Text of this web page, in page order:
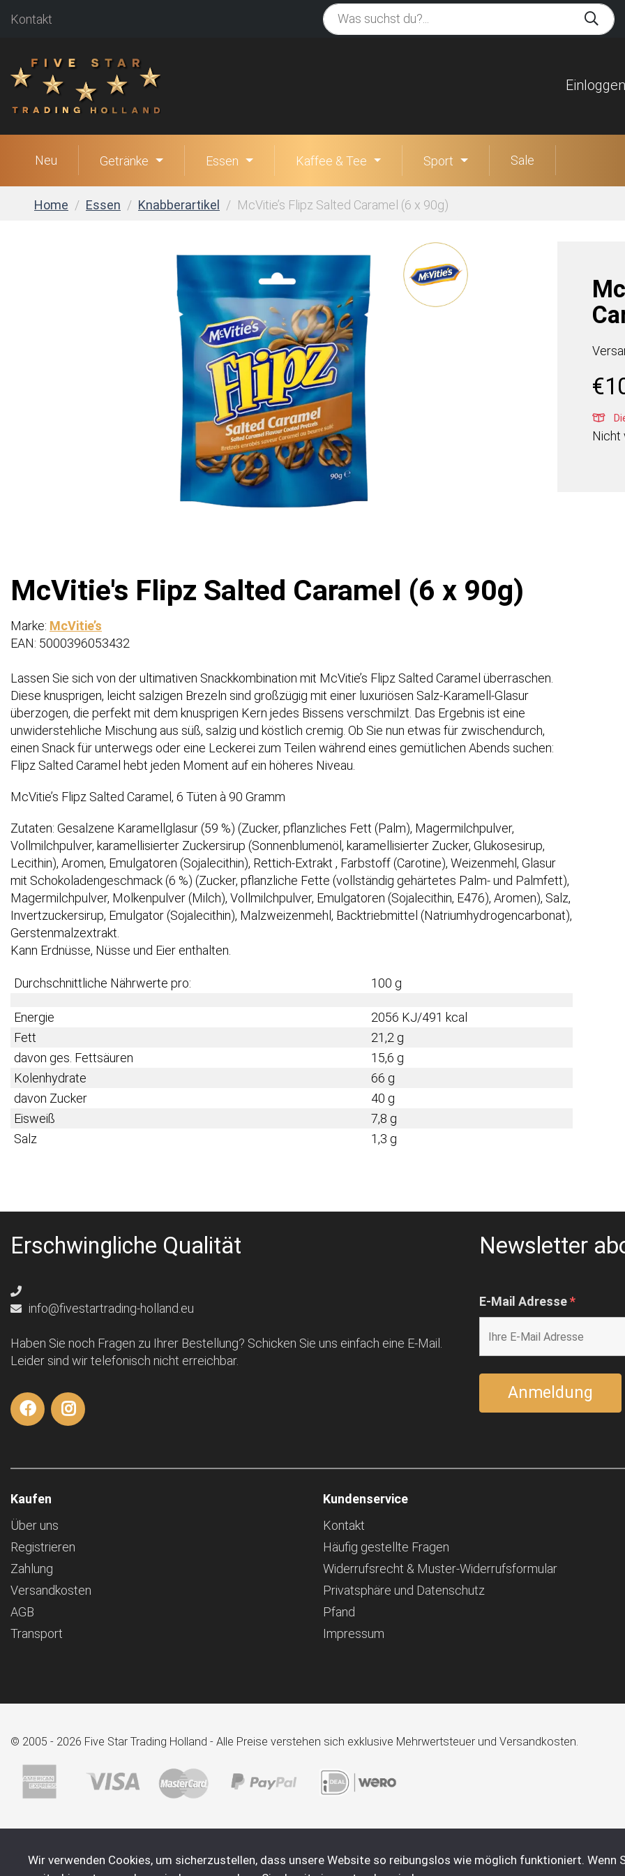
Kontakt
Einloggen
Neu Getränke Essen Kaffee & Tee Sport Sale
Home Essen Knabberartikel McVitie’s Flipz Salted Caramel (6 x 90g)
€
Nicht
McVitie's Flipz Salted Caramel (6 x 90g)
Marke: McVitie’s
EAN: 5000396053432
Lassen Sie sich von der ultimativen Snackkombination mit McVitie’s Flipz Salted Caramel überraschen.
Diese knusprigen, leicht salzigen Brezeln sind großzügig mit einer luxuriösen Salz-Karamell-Glasur
überzogen, die perfekt mit dem knusprigen Kern jedes Bissens verschmilzt. Das Ergebnis ist eine
unwiderstehliche Mischung aus süß, salzig und köstlich cremig. Ob Sie nun etwas für zwischendurch,
einen Snack für unterwegs oder eine Leckerei zum Teilen während eines gemütlichen Abends suchen:
Flipz Salted Caramel hebt jeden Moment auf ein höheres Niveau.
McVitie’s Flipz Salted Caramel, 6 Tüten à 90 Gramm
Zutaten: Gesalzene Karamellglasur (59 %) (Zucker, pflanzliches Fett (Palm), Magermilchpulver,
Vollmilchpulver, karamellisierter Zuckersirup (Sonnenblumenöl, karamellisierter Zucker, Glukosesirup,
Lecithin), Aromen, Emulgatoren (Sojalecithin), Rettich-Extrakt , Farbstoff (Carotine), Weizenmehl, Glasur
mit Schokoladengeschmack (6 %) (Zucker, pflanzliche Fette (vollständig gehärtetes Palm- und Palmfett),
Magermilchpulver, Molkenpulver (Milch), Vollmilchpulver, Emulgatoren (Sojalecithin, E476), Aromen), Salz,
Invertzuckersirup, Emulgator (Sojalecithin), Malzweizenmehl, Backtriebmittel (Natriumhydrogencarbonat),
Gerstenmalzextrakt.
Kann Erdnüsse, Nüsse und Eier enthalten.
Durchschnittliche Nährwerte pro: 100 g
Energie
2056 KJ/491 kcal
Fett
21,2 g
davon ges. Fettsäuren
15,6 g
Kolenhydrate
66 g
davon Zucker
40 g
Eisweiß
7,8 g
Salz
1,3 g
Erschwingliche Qualität
info@fivestartrading-holland.eu
Haben Sie noch Fragen zu Ihrer Bestellung? Schicken Sie uns einfach eine E-Mail.
Leider sind wir telefonisch nicht erreichbar.
Newsletter
E-Mail Adresse*
Kaufen
Über uns
Registrieren
Zahlung
Versandkosten
AGB
Transport
Kundenservice
Kontakt
Häufig gestellte Fragen
Widerrufsrecht & Muster-Widerrufsformular
Privatsphäre und Datenschutz
Pfand
Impressum
© 2005 - 2026 Five Star Trading Holland - Alle Preise verstehen sich exklusive Mehrwertsteuer und Versandkosten.
Wir verwenden Cookies, um sicherzustellen, dass unsere Website so reibungslos wie möglich funktioniert. Wenn